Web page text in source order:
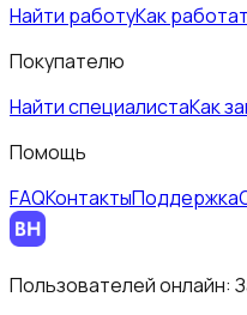
Найти работуКак
Покупателю
Найти специалистаКак
Помощь
FAQКонтактыПоддержка
Пользователей онлайн: